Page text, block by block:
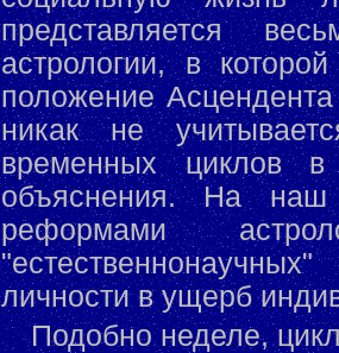
представляется
астрологии, в
положение
никак не
временных циклов в
объяснения. На
реформами
личности в ущерб
Подобно неделе,